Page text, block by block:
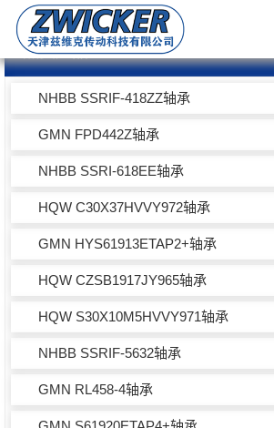
热卖产品
NHBB SSRIF-418ZZ轴承
GMN FPD442Z轴承
NHBB SSRI-618EE轴承
HQW C30X37HVVY972轴承
GMN HYS61913ETAP2+轴承
HQW CZSB1917JY965轴承
HQW S30X10M5HVVY971轴承
NHBB SSRIF-5632轴承
GMN RL458-4轴承